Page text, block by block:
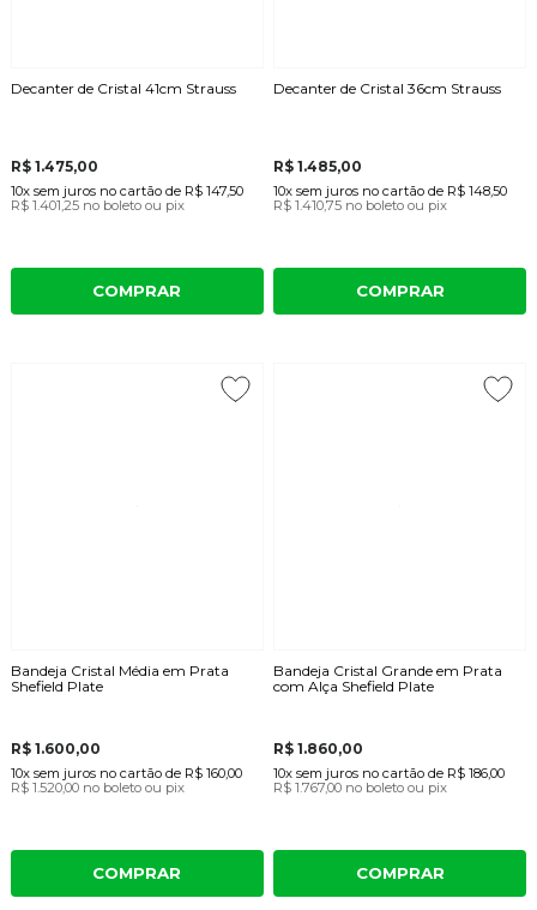
Decanter de Cristal 41cm Strauss
R$ 1.475,00
10x sem juros no cartãode R$ 147,50
R$ 1.401,25 no boleto ou pix
COMPRAR
Decanter de Cristal 36cm Strauss
R$ 1.485,00
10x sem juros no cartão de R$ 148,50
R$ 1.410,75 no boleto ou pix
COMPRAR
Bandeja Cristal Média em Prata
Shefield Plate
R$ 1.600,00
10x sem juros no cartãode R$ 160,00
R$ 1.520,00 no boleto ou pix
COMPRAR
Bandeja Cristal Grande em Prata
com Alça Shefield Plate
R$ 1.860,00
10x sem juros no cartão de R$ 186,00
R$ 1.767,00 no boleto ou pix
COMPRAR